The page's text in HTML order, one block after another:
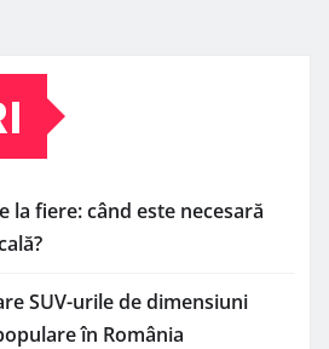
la fiere: când este necesară
SUV-urile de dimensiuni
în România